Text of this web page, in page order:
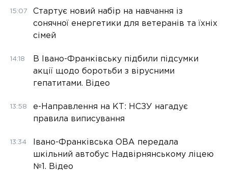
15:07
Стартує новий набір на навчання із
сонячної енергетики для ветеранів та їхніх
сімей
14:18
В Івано-Франківську підбили підсумки
акції щодо боротьби з вірусними
гепатитами. Відео
13:58
е-Направлення на КТ: НСЗУ нагадує
правила виписування
13:34
Івано-Франківська ОВА передала
шкільний автобус Надвірнянському ліцею
№1. Відео